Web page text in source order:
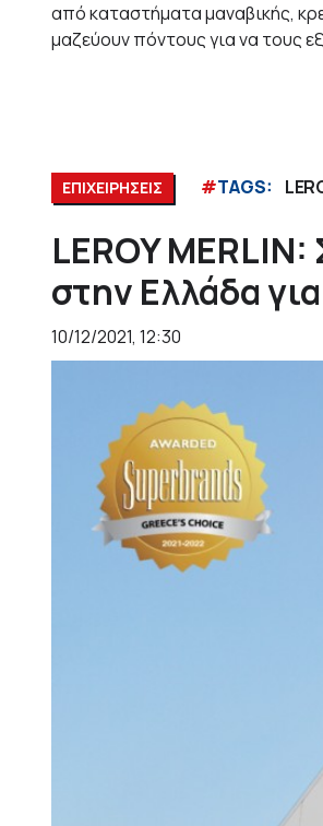
από καταστήματα μαναβικής,
μαζεύουν πόντους για να τους
ΕΠΙΧΕΙΡΗΣΕΙΣ #TAGS:
LEROY
στην Ελλάδα
10/12/2021, 12:30